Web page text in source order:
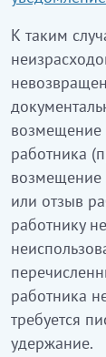
К таким
возмещение
работника
возмещение
или отзыв
работнику
работника
требуется
удержание.